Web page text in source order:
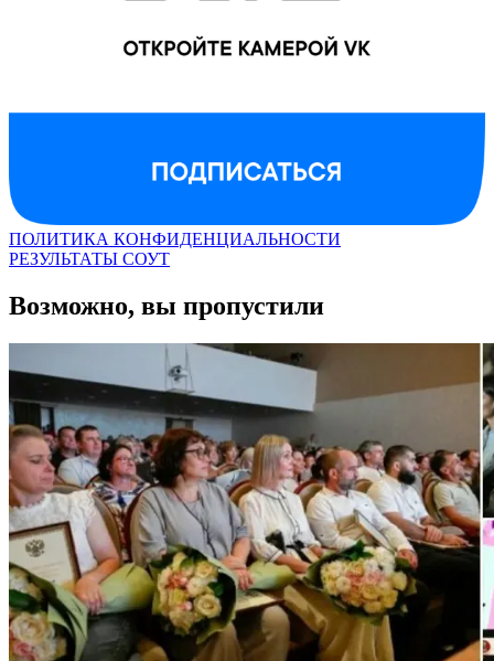
ПОЛИТИКА КОНФИДЕНЦИАЛЬНОСТИ
РЕЗУЛЬТАТЫ СОУТ
Возможно, вы пропустили